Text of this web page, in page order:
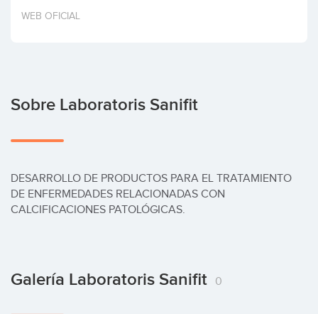
Invertir
WEB OFICIAL
Sobre Laboratoris Sanifit
DESARROLLO DE PRODUCTOS PARA EL TRATAMIENTO
DE ENFERMEDADES RELACIONADAS CON
CALCIFICACIONES PATOLÓGICAS.
Galería Laboratoris Sanifit 0